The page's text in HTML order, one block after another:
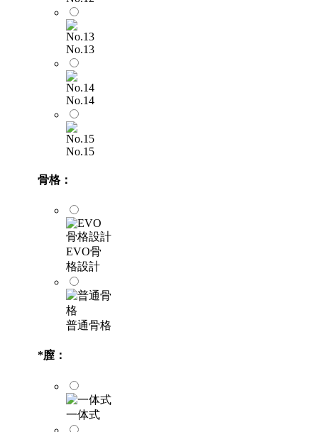
No.13
No.14
No.15
骨格：
EVO骨
格設計
普通骨格
*膣：
一体式